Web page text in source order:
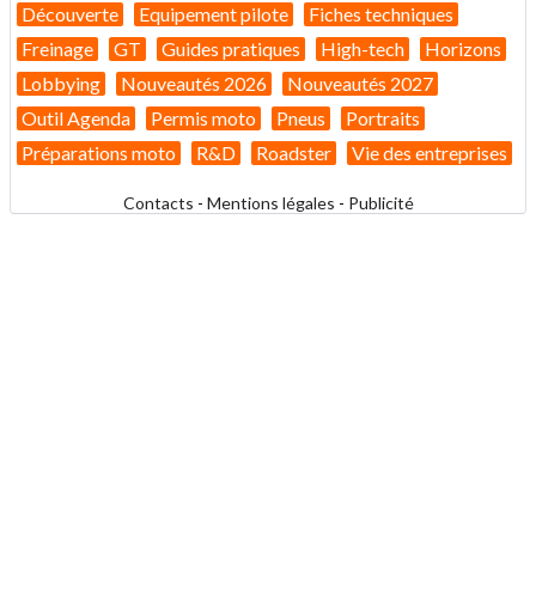
Découverte
Equipement pilote
Fiches techniques
Freinage
GT Guides pratiques High-tech
Horizons
Lobbying
Nouveautés 2026
Nouveautés 2027
Outil Agenda
Permis moto Pneus
Portraits
Préparations moto
R&D Roadster Vie des entreprises
Contacts - Mentions légales - Publicité